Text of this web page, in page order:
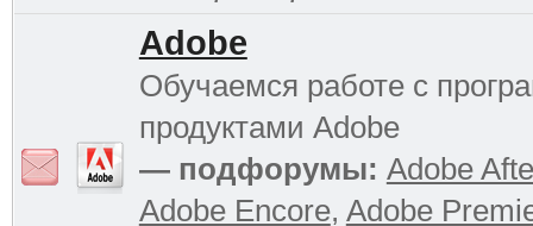
Adobe
Обучаемся работе с
продуктами Adobe
— подфорумы: Adobe
Adobe Encore, Adobe